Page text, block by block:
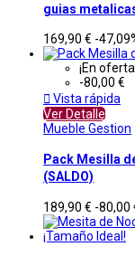
guias
169,90 € -
¡En
-80,00 €
 Vista rápida
Ver Detalle
Mueble Gestion
Pack Mesilla
(SALDO)
189,90 € -80,00